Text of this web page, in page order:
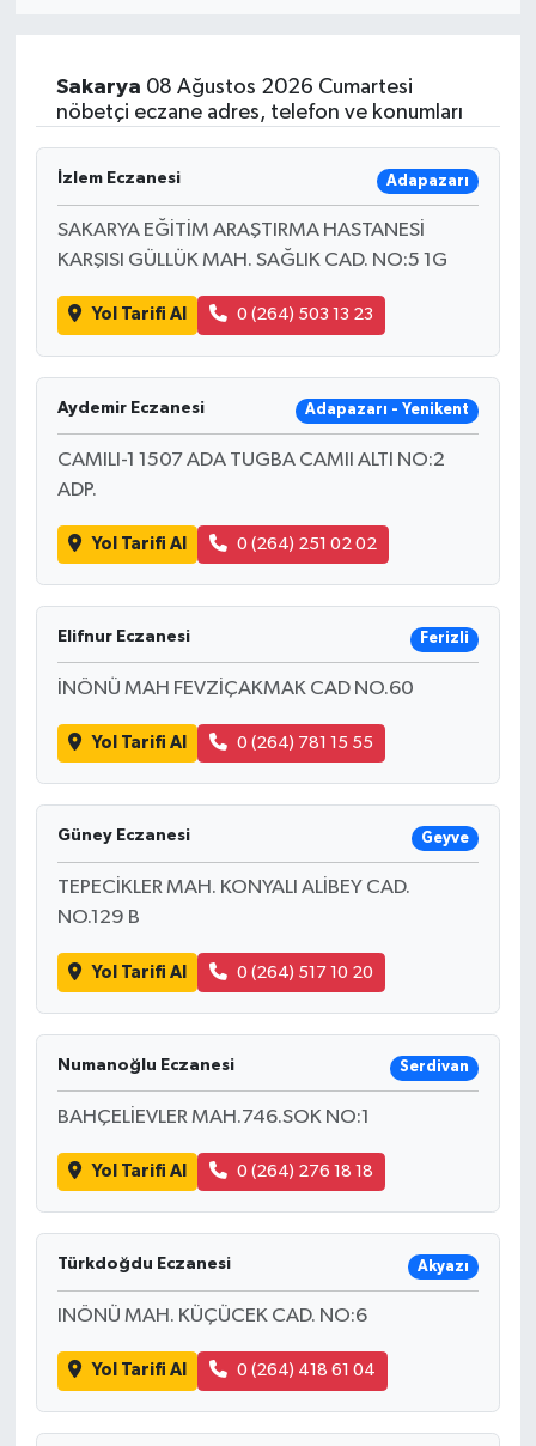
Sakarya 08 Ağustos 2026 Cumartesi
nöbetçi eczane adres, telefon ve konumları
İzlem Eczanesi Adapazarı
SAKARYA EĞİTİM ARAŞTIRMA HASTANESİ
KARŞISI GÜLLÜK MAH. SAĞLIK CAD. NO:5 1G
Yol Tarifi Al 0 (264) 503 13 23
Aydemir Eczanesi Adapazarı - Yenikent
CAMILI-1 1507 ADA TUGBA CAMII ALTI NO:2
ADP.
Yol Tarifi Al 0 (264) 251 02 02
Elifnur Eczanesi Ferizli
İNÖNÜ MAH FEVZİÇAKMAK CAD NO.60
Yol Tarifi Al 0 (264) 781 15 55
Güney Eczanesi Geyve
TEPECİKLER MAH. KONYALI ALİBEY CAD.
NO.129 B
Yol Tarifi Al 0 (264) 517 10 20
Numanoğlu Eczanesi Serdivan
BAHÇELİEVLER MAH.746.SOK NO:1
Yol Tarifi Al 0 (264) 276 18 18
Türkdoğdu Eczanesi Akyazı
INÖNÜ MAH. KÜÇÜCEK CAD. NO:6
Yol Tarifi Al 0 (264) 418 61 04
Sağlık
Magazin
Teknoloji
Bilim
Genel
Bilim, Teknoloji